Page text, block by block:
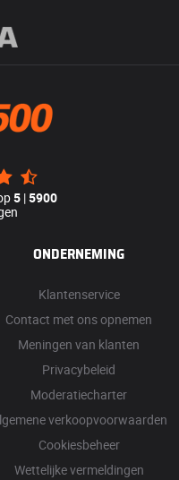
5 |5900
ONDERNEMING
Klantenservice
Contact met ons opnemen
Meningen van klanten
Privacybeleid
Moderatiecharter
verkoopvoorwaarden
Cookiesbeheer
Wettelijke vermeldingen